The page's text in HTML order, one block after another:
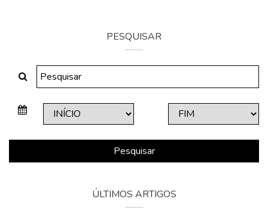
PESQUISAR
Pesquisar
ÚLTIMOS ARTIGOS